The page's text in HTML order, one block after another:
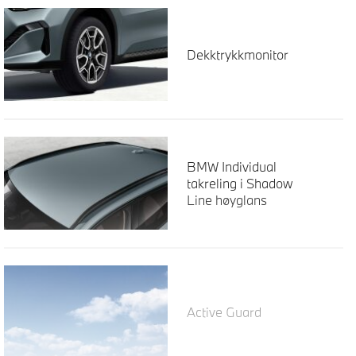
Dekktrykkmonitor
BMW Individual
takreling i Shadow
Line høyglans
Active Guard